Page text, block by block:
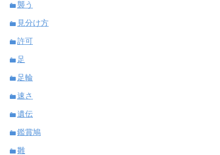
襲う
見分け方
許可
足
足輪
速さ
遺伝
鑑賞鳩
雛